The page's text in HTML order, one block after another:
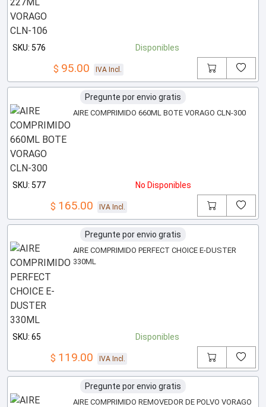
SKU: 576 Disponibles
$ 95.00 IVA Incl.
Pregunte por envio gratis
AIRE COMPRIMIDO 660ML BOTE VORAGO CLN-300
SKU: 577 No Disponibles
$ 165.00 IVA Incl.
Pregunte por envio gratis
AIRE COMPRIMIDO PERFECT CHOICE E-DUSTER
330ML
SKU: 65 Disponibles
$ 119.00 IVA Incl.
Pregunte por envio gratis
AIRE COMPRIMIDO REMOVEDOR DE POLVO VORAGO